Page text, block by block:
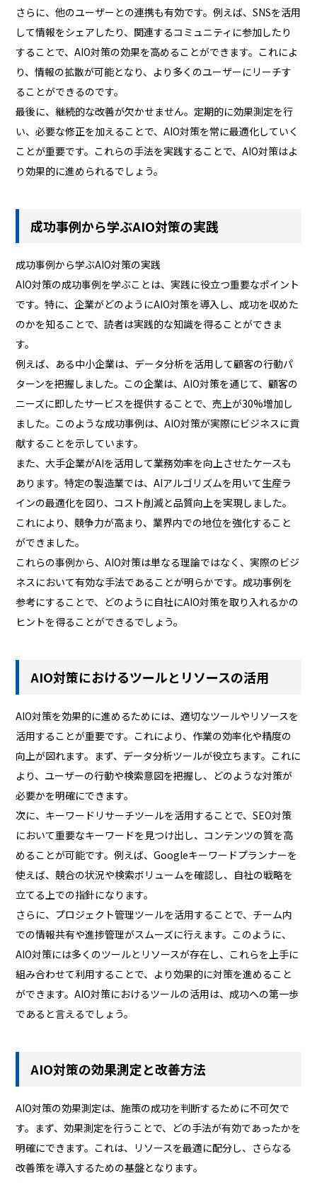
さらに、他のユーザーとの連携も有効です。例えば、SNSを活用
して情報をシェアしたり、関連するコミュニティに参加したり
することで、AIO対策の効果を高めることができます。これによ
り、情報の拡散が可能となり、より多くのユーザーにリーチす
ることができるのです。
最後に、継続的な改善が欠かせません。定期的に効果測定を行
い、必要な修正を加えることで、AIO対策を常に最適化していく
ことが重要です。これらの手法を実践することで、AIO対策はよ
り効果的に進められるでしょう。
成功事例から学ぶAIO対策の実践
成功事例から学ぶAIO対策の実践
AIO対策の成功事例を学ぶことは、実践に役立つ重要なポイント
です。特に、企業がどのようにAIO対策を導入し、成功を収めた
のかを知ることで、読者は実践的な知識を得ることができま
す。
例えば、ある中小企業は、データ分析を活用して顧客の行動パ
ターンを把握しました。この企業は、AIO対策を通じて、顧客の
ニーズに即したサービスを提供することで、売上が30%増加し
ました。このような成功事例は、AIO対策が実際にビジネスに貢
献することを示しています。
また、大手企業がAIを活用して業務効率を向上させたケースも
あります。特定の製造業では、AIアルゴリズムを用いて生産ラ
インの最適化を図り、コスト削減と品質向上を実現しました。
これにより、競争力が高まり、業界内での地位を強化すること
ができました。
これらの事例から、AIO対策は単なる理論ではなく、実際のビジ
ネスにおいて有効な手法であることが明らかです。成功事例を
参考にすることで、どのように自社にAIO対策を取り入れるかの
ヒントを得ることができるでしょう。
AIO対策におけるツールとリソースの活用
AIO対策を効果的に進めるためには、適切なツールやリソースを
活用することが重要です。これにより、作業の効率化や精度の
向上が図れます。まず、データ分析ツールが役立ちます。これに
より、ユーザーの行動や検索意図を把握し、どのような対策が
必要かを明確にできます。
次に、キーワードリサーチツールを活用することで、SEO対策
において重要なキーワードを見つけ出し、コンテンツの質を高
めることが可能です。例えば、Googleキーワードプランナーを
使えば、競合の状況や検索ボリュームを確認し、自社の戦略を
立てる上での指針になります。
さらに、プロジェクト管理ツールを活用することで、チーム内
での情報共有や進捗管理がスムーズに行えます。このように、
AIO対策には多くのツールとリソースが存在し、これらを上手に
組み合わせて利用することで、より効果的に対策を進めること
ができます。AIO対策におけるツールの活用は、成功への第一歩
であると言えるでしょう。
AIO対策の効果測定と改善方法
AIO対策の効果測定は、施策の成功を判断するために不可欠で
す。まず、効果測定を行うことで、どの手法が有効であったかを
明確にできます。これは、リソースを最適に配分し、さらなる
改善策を導入するための基盤となります。